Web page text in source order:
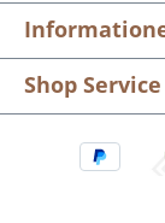
Shop Service